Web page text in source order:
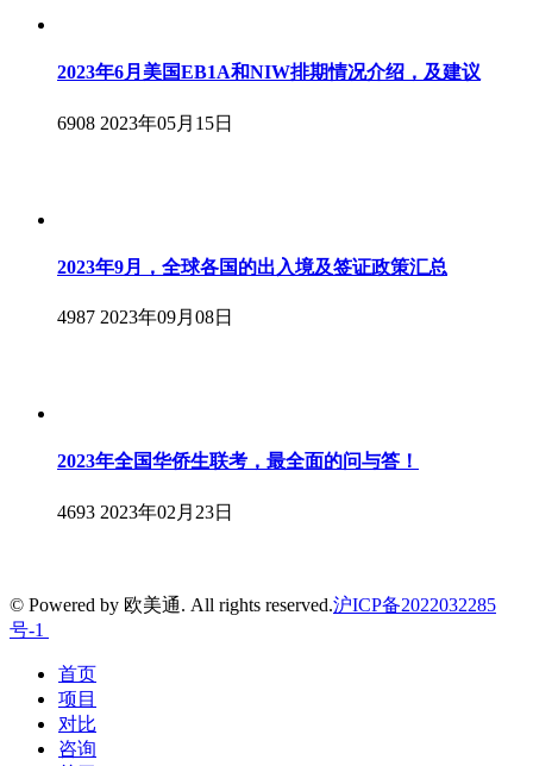
2023年6月美国EB1A和NIW排期情况介绍，及建议
6908 2023年05月15日
2023年9月，全球各国的出入境及签证政策汇总
4987 2023年09月08日
2023年全国华侨生联考，最全面的问与答！
4693 2023年02月23日
© Powered by 欧美通. All rights reserved.沪ICP备2022032285
号-1
首页
项目
对比
咨询